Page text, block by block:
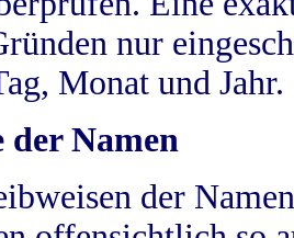
nur
Monat und Jahr.
der Namen
der